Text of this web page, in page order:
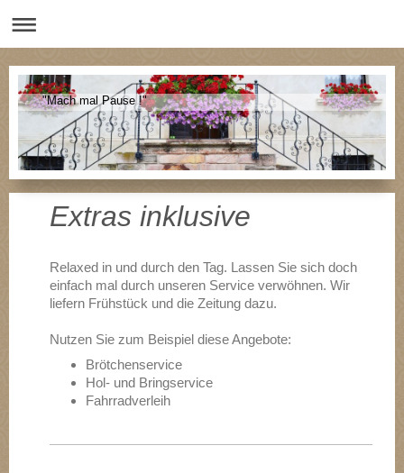
"Mach mal Pause !"
Extras inklusive
Relaxed in und durch den Tag. Lassen Sie sich doch
einfach mal durch unseren Service verwöhnen. Wir
liefern Frühstück und die Zeitung dazu.
Nutzen Sie zum Beispiel diese Angebote:
Brötchenservice
Hol- und Bringservice
Fahrradverleih